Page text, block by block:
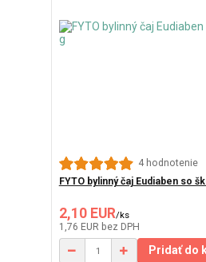
4 hodnotenie
FYTO bylinný čaj Eudiaben so
2,10 EUR/ks
1,76 EUR bez DPH
Pridať do